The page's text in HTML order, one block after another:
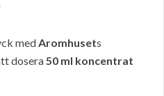
medAromhusets
dosera50 ml koncentrat